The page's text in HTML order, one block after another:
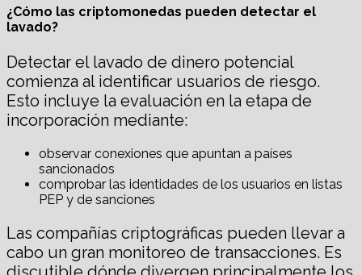
¿Cómo las criptomonedas pueden detectar el
lavado?
Detectar el lavado de dinero potencial
comienza al identificar usuarios de riesgo.
Esto incluye la evaluación en la etapa de
incorporación mediante:
observar conexiones que apuntan a países
sancionados
comprobar las identidades de los usuarios en listas
PEP y de sanciones
Las compañías criptográficas pueden llevar a
cabo un gran monitoreo de transacciones. Es